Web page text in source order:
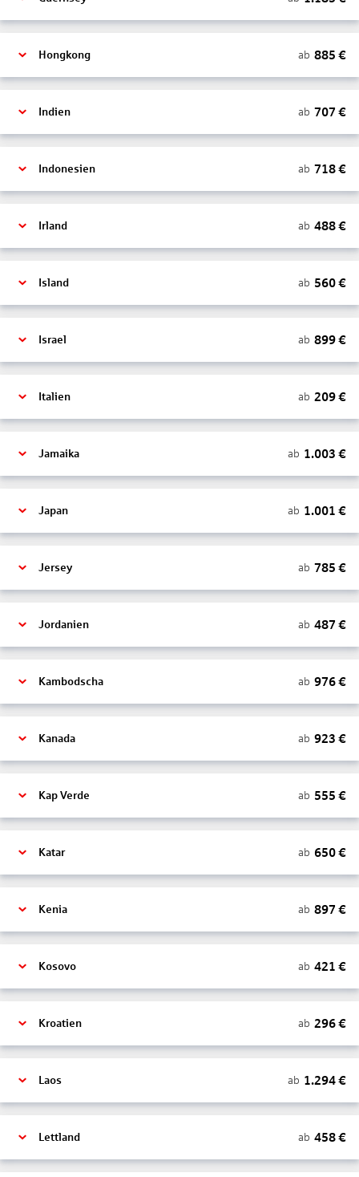
Hongkong ab 885 €
Indien ab 707 €
Indonesien ab 718€
Irland ab 488€
Island ab 560€
Israel ab 899€
Italien ab 209€
Jamaika ab 1.003 €
Japan ab 1.001 €
Jersey ab 785 €
Jordanien ab 487 €
Kambodscha ab 976€
Kanada ab 923 €
Kap Verde ab 555 €
Katar ab 650€
Kenia ab 897 €
Kosovo ab 421 €
Kroatien ab 296€
Laos ab 1.294€
Lettland ab 458€